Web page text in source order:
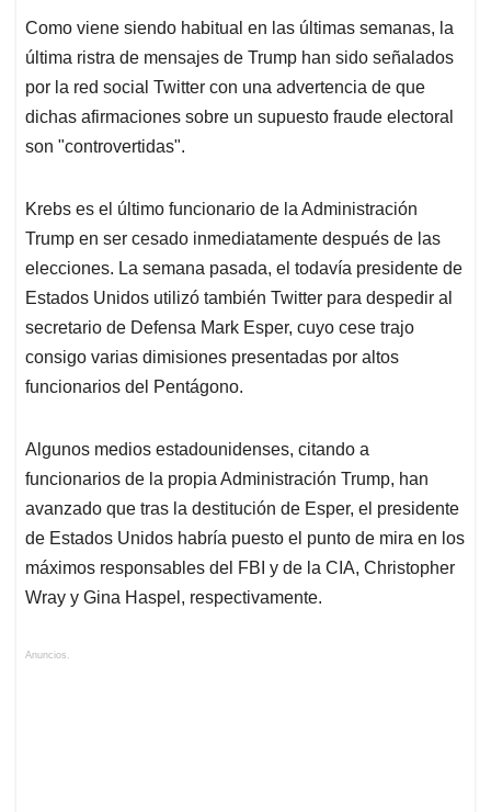
Como viene siendo habitual en las últimas semanas, la
última ristra de mensajes de Trump han sido señalados
por la red social Twitter con una advertencia de que
dichas afirmaciones sobre un supuesto fraude electoral
son "controvertidas".
Krebs es el último funcionario de la Administración
Trump en ser cesado inmediatamente después de las
elecciones. La semana pasada, el todavía presidente de
Estados Unidos utilizó también Twitter para despedir al
secretario de Defensa Mark Esper, cuyo cese trajo
consigo varias dimisiones presentadas por altos
funcionarios del Pentágono.
Algunos medios estadounidenses, citando a
funcionarios de la propia Administración Trump, han
avanzado que tras la destitución de Esper, el presidente
de Estados Unidos habría puesto el punto de mira en los
máximos responsables del FBI y de la CIA, Christopher
Wray y Gina Haspel, respectivamente.
Anuncios.